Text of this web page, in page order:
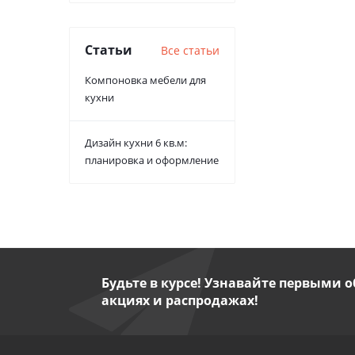
Статьи Все статьи
Компоновка мебели для
кухни
Дизайн кухни 6 кв.м:
планировка и оформление
Будьте в курсе! Узнавайте первыми
акциях и распродажах!